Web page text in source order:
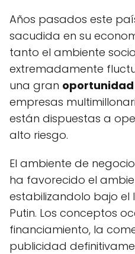
Años pasados este
sacudida en su
tanto el ambiente
extremadamente
una gran
empresas
están dispuestas a
alto riesgo.
El ambiente de
ha favorecido el
estabilizandolo bajo el
Putin. Los conceptos
financiamiento, la
publicidad